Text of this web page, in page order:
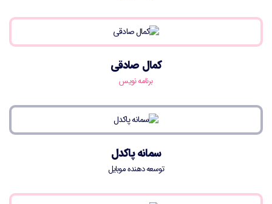
کمال صادقی
برنامه نویس
سمانه پاکدل
توسعه دهنده موبایل